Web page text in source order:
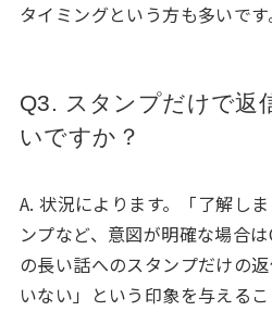
タイミングという方も多いです
Q3. スタンプだけで返
いですか？
A. 状況によります。「了解し
ンプなど、意図が明確な場合
の長い話へのスタンプだけの
いない」という印象を与える